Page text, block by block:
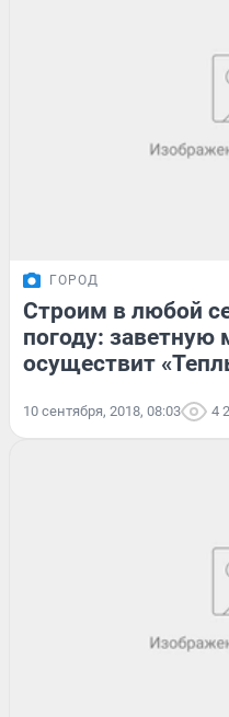
ГОРОД
Строим в любой
погоду: заветную
осуществит
10 сентября, 2018, 08:03 4